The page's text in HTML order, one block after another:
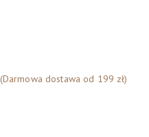
(Darmowa dostawa od 199 zł)